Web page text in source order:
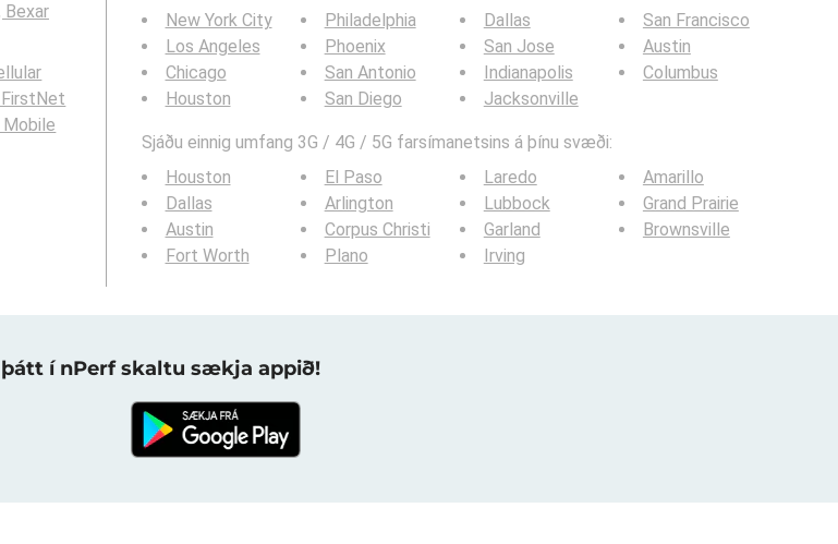
Bexar
New York City
Los Angeles
Chicago
Houston
Philadelphia
Phoenix
San Antonio
San Diego
Dallas
San Jose
Indianapolis
Jacksonville
San Francisco
Austin
Columbus
Sjáðu einnig umfang 3G / 4G / 5G farsímanetsins á þínu svæði:
Houston
Dallas
Austin
Fort Worth
El Paso
Arlington
Corpus Christi
Plano
Laredo
Lubbock
Garland
Irving
Amarillo
Grand Prairie
Brownsville
í nPerf skaltu sækja appið!